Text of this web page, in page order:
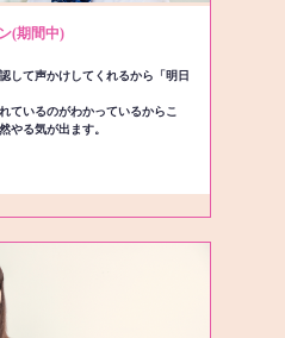
(期間中)
して声かけしてくれるから「明日
ているのがわかっているからこ
やる気が出ます。